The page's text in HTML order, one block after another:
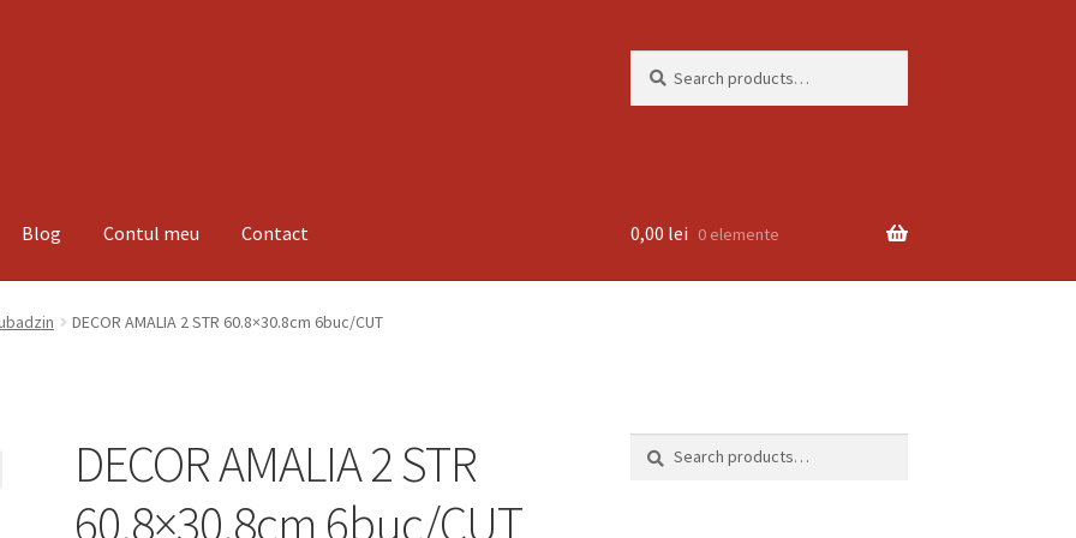
for:
Blog Contul meu Contact
noi Informatii Magazin Plată
0,00 lei 0 elemente
DECOR AMALIA 2 STR 60.8×30.8cm 6buc/CUT
DECOR AMALIA 2 STR
60.8×30.8cm 6buc/CUT
Search
Search